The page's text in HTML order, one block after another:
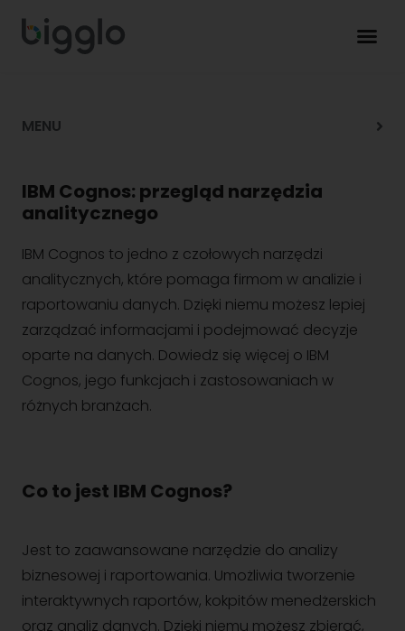
IBM Cognos: przegląd narzędzia
analitycznego
IBM Cognos to jedno z czołowych narzędzi
analitycznych, które pomaga firmom w analizie i
raportowaniu danych. Dzięki niemu możesz lepiej
zarządzać informacjami i podejmować decyzje
oparte na danych. Dowiedz się więcej o IBM
Cognos, jego funkcjach i zastosowaniach w
różnych branżach.
Co to jest IBM Cognos?
Jest to zaawansowane narzędzie do analizy
biznesowej i raportowania. Umożliwia tworzenie
interaktywnych raportów, kokpitów menedżerskich
oraz analiz danych. Dzięki niemu możesz zbierać,
MENU